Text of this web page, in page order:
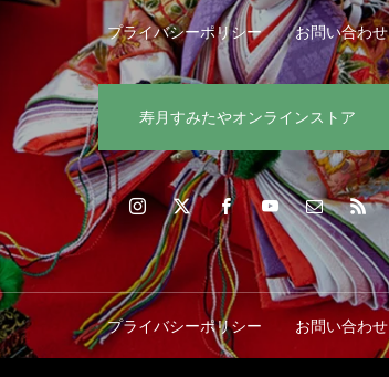
プライバシーポリシー お問い合わせ
寿月すみたやオンラインストア
プライバシーポリシー お問い合わせ